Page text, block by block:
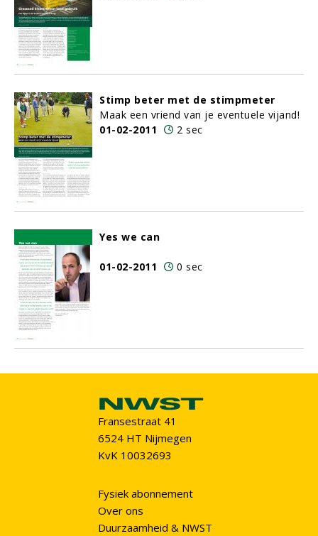
Stimp beter met de stimpmeter
Maak een vriend van je eventuele vijand!
01-02-2011
2 sec
Yes we can
01-02-2011 0 sec
Fransestraat 41
6524 HT Nijmegen
KvK 10032693
Fysiek abonnement
Over ons
Duurzaamheid & NWST